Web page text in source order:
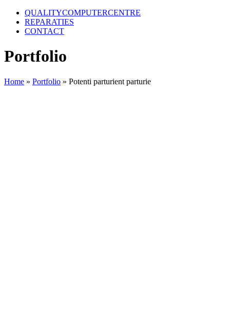
QUALITYCOMPUTERCENTRE
REPARATIES
CONTACT
Portfolio
Home » Portfolio » Potenti parturient parturie